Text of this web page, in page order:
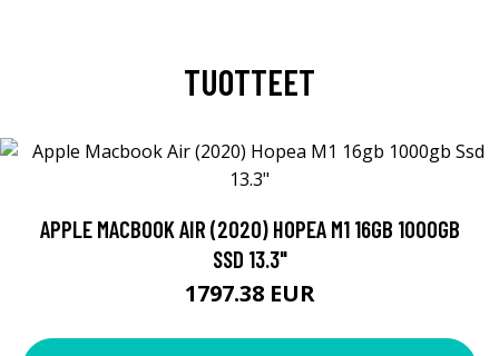
TUOTTEET
APPLE MACBOOK AIR (2020) HOPEA M1 16GB 1000GB
SSD 13.3"
1797.38 EUR